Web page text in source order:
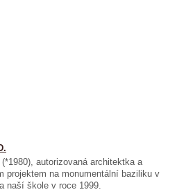
autorizovaná architektka a
projektem na monumentální baziliku v
naší škole v roce 1999.